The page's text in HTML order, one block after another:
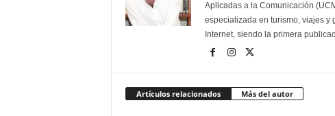
Aplicadas a la Comunicación
especializada en turismo, viajes y
Internet, siendo la primera
Artículos relacionados Más del autor